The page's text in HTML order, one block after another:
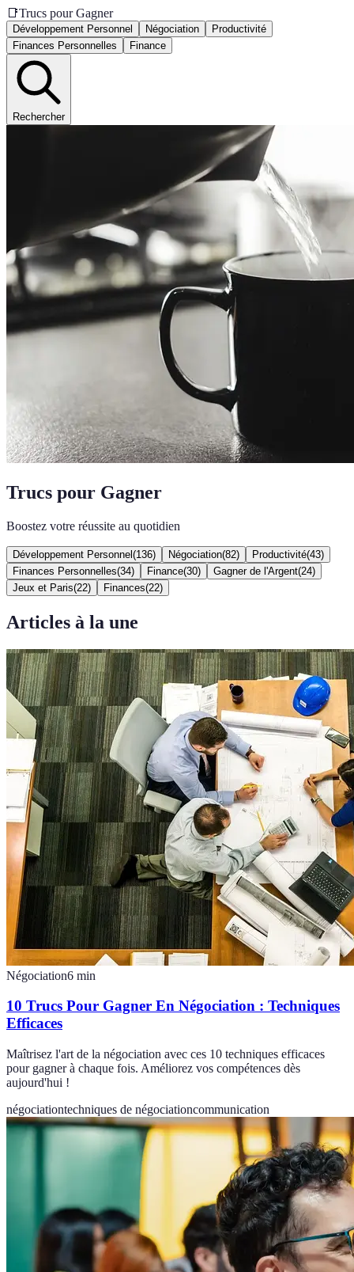
📑Trucs pour Gagner
Développement Personnel Négociation
Productivité
Finances Personnelles
Finance
Rechercher
Trucs pour Gagner
Boostez votre réussite au quotidien
Développement Personnel (136) Négociation(82) Productivité(43)
Finances Personnelles(34) Finance(30) Gagner de l'Argent(24)
Jeux et Paris(22) Finances(22)
Articles à la une
Négociation6 min
10 Trucs Pour Gagner En Négociation : Techniques
Efficaces
Maîtrisez l'art de la négociation avec ces 10 techniques efficaces
pour gagner à chaque fois. Améliorez vos compétences dès
aujourd'hui !
négociationtechniques de négociationcommunication